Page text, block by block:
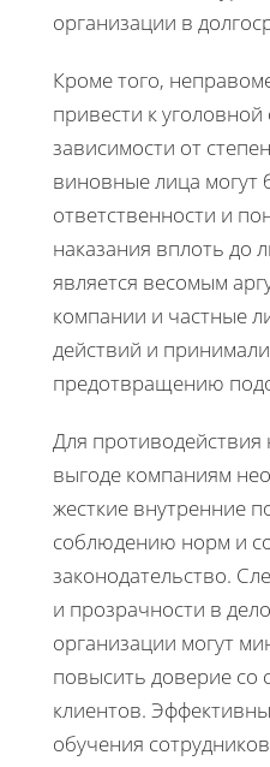
организации в
Кроме того,
привести к
зависимости от
виновные лица могут
ответственности и
наказания вплоть до
является весомым
компании и частные
действий и
предотвращению
Для
выгоде компаниям
жесткие внутренние
соблюдению норм и
законодательство.
и прозрачности в
организации могут
повысить доверие со
клиентов.
обучения